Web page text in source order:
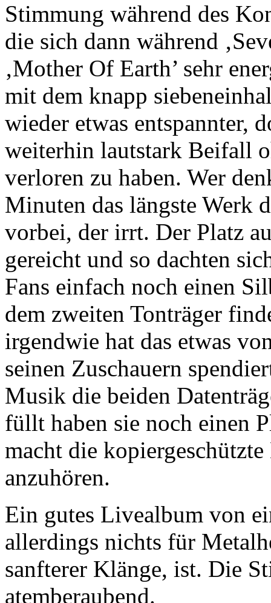
Stimmung während des
die sich dann während
‚Mother Of Earth’ sehr
mit dem knapp
wieder etwas entspannter,
weiterhin lautstark Beifall
verloren zu haben. Wer
Minuten das längste Werk
vorbei, der irrt. Der Platz
gereicht und so dachten
Fans einfach noch einen
dem zweiten Tonträger
irgendwie hat das etwas
seinen Zuschauern
Musik die beiden
füllt haben sie noch einen
macht die
anzuhören.
Ein gutes Livealbum von
allerdings nichts für
sanfterer Klänge, ist. Die
atemberaubend.